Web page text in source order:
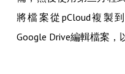
將檔案從pCloud複製
Google Drive編輯檔案，